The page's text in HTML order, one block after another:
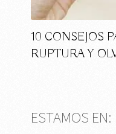
10 CONSEJOS
RUPTURA Y
ESTAMOS EN: